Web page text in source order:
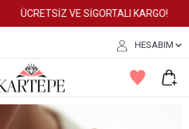
ÜCRETSİZ VE SİGORTALI KARGO!
HESABIM